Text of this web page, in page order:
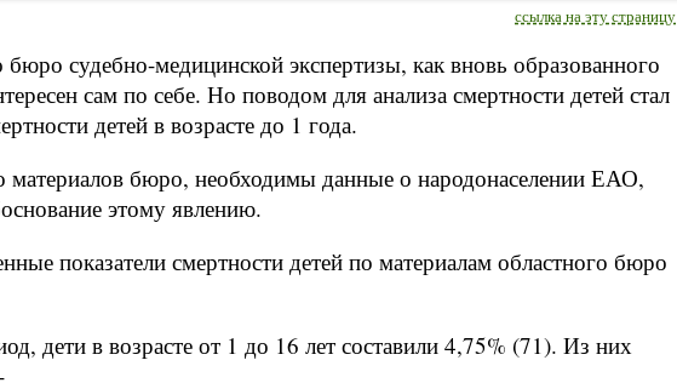
ссылка на эту страницу
судебно-медицинской экспертизы, как вновь образованного
сам по себе. Но поводом для анализа смертности детей стал
детей в возрасте до 1 года.
материалов бюро, необходимы данные о народонаселении ЕАО,
этому явлению.
показатели смертности детей по материалам областного бюро
дети в возрасте от 1 до 16 лет составили 4,75% (71). Из них